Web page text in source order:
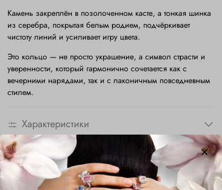
Камень закреплён в позолоченном касте, а тонкая шинка
из серебра, покрытая белым родием, подчёркивает
чистоту линий и усиливает игру цвета.
Это кольцо — не просто украшение, а символ страсти и
уверенности, который гармонично сочетается как с
вечерними нарядами, так и с лаконичным повседневным
стилем.
Характеристики